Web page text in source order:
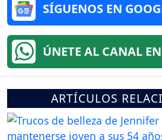
SÍGUENOS EN
ÚNETE AL CANAL
ARTÍCULOS